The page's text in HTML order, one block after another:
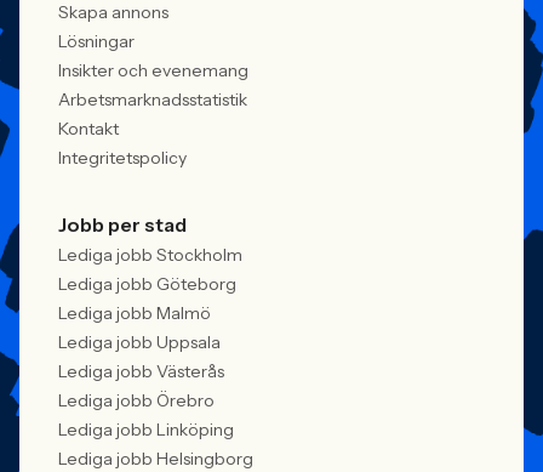
Skapa annons
Lösningar
Insikter och evenemang
Arbetsmarknadsstatistik
Kontakt
Integritetspolicy
Jobb per stad
Lediga jobb Stockholm
Lediga jobb Göteborg
Lediga jobb Malmö
Lediga jobb Uppsala
Lediga jobb Västerås
Lediga jobb Örebro
Lediga jobb Linköping
Lediga jobb Helsingborg